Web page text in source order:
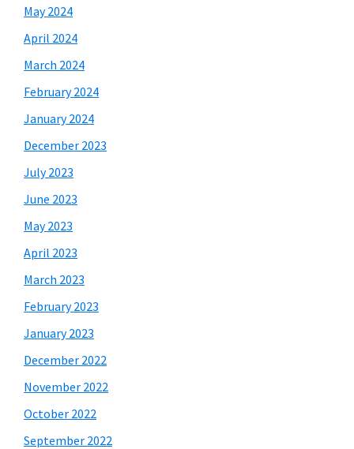
May 2024
April 2024
March 2024
February 2024
January 2024
December 2023
July 2023
June 2023
May 2023
April 2023
March 2023
February 2023
January 2023
December 2022
November 2022
October 2022
September 2022